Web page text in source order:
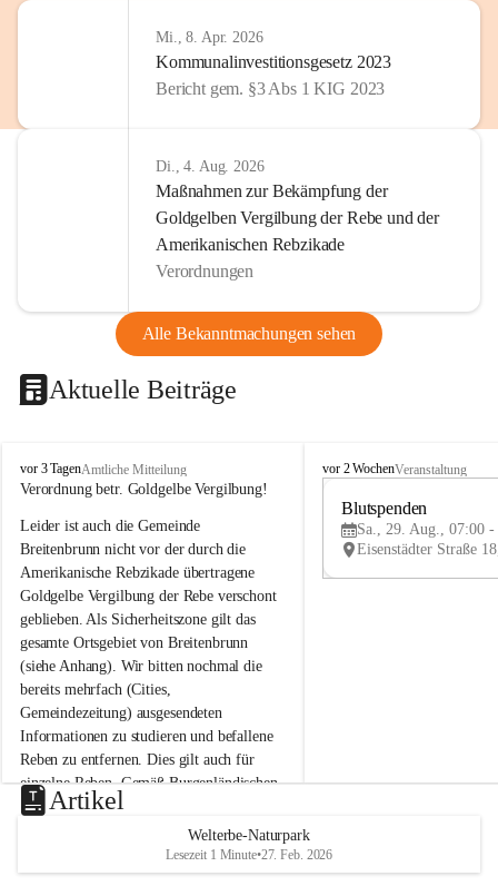
Mi., 8. Apr. 2026
Kommunalinvestitionsgesetz 2023
Bericht gem. §3 Abs 1 KIG 2023
Di., 4. Aug. 2026
Maßnahmen zur Bekämpfung der
Goldgelben Vergilbung der Rebe und der
Amerikanischen Rebzikade
Verordnungen
Alle Bekanntmachungen sehen
Aktuelle Beiträge
B
r
i
t
e
n
b
r
u
n
n
a
m
N
e
u
s
d
vor 3 TagenAmtliche Mitteilung
Verordnung betr. Goldgelbe Vergilbung!
Leider ist auch die Gemeinde
Breitenbrunn nicht vor der durch die
Amerikanische Rebzikade übertragene
Goldgelbe Vergilbung der Rebe verschont
geblieben. Als Sicherheitszone gilt das
gesamte Ortsgebiet von Breitenbrunn
(siehe Anhang). Wir bitten nochmal die
bereits mehrfach (Cities,
Gemeindezeitung) ausgesendeten
Informationen zu studieren und befallene
Reben zu entfernen. Dies gilt auch für
einzelne Reben. Gemäß Burgenländischen
Weinbaugesetz sind nicht gepflegte oder
unzulässige Weingärten zu roden! Bitte
helfen wir zusammen um unsere Winzer
vor den prognostizierten Ernteausfällen
B
e
u
e
d
vor 2 WochenVeranstaltung
Blutspenden
Sa., 29. Aug., 07:00 -
Artikel
Welterbe-Naturpark
Lesezeit 1 Minute•27. Feb. 2026